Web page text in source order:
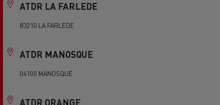
ATDR LA FARLEDE
83210 LA FARLEDE
ATDR MANOSQUE
04100 MANOSQUE
ATDR ORANGE